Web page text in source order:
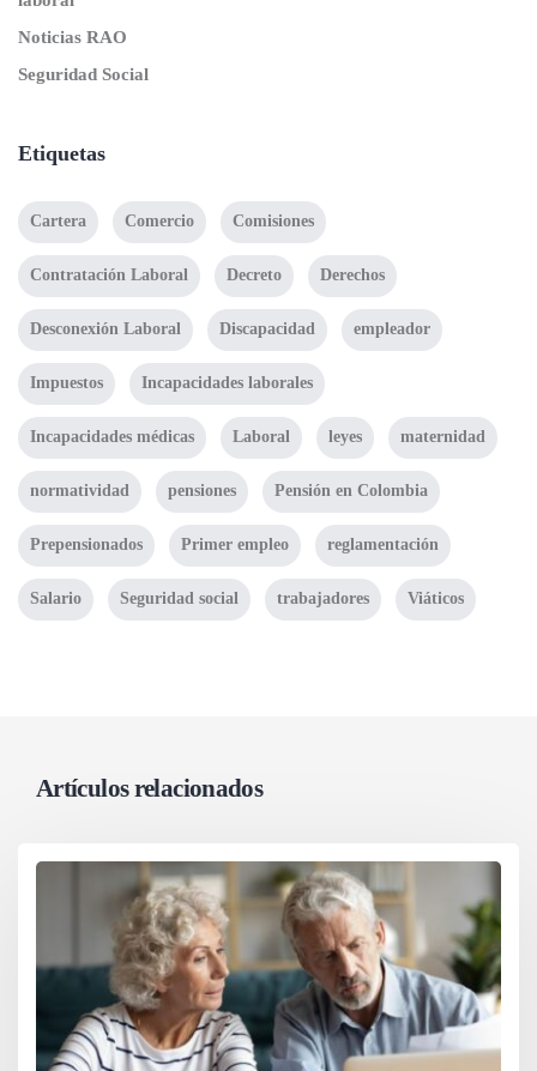
Noticias RAO
Seguridad Social
Etiquetas
Cartera Comercio Comisiones
Contratación Laboral Decreto Derechos
Desconexión Laboral Discapacidad empleador
Impuestos Incapacidades laborales
Incapacidades médicas Laboral leyes maternidad
normatividad pensiones Pensión en Colombia
Prepensionados Primer empleo reglamentación
Salario Seguridad social trabajadores Viáticos
Artículos relacionados